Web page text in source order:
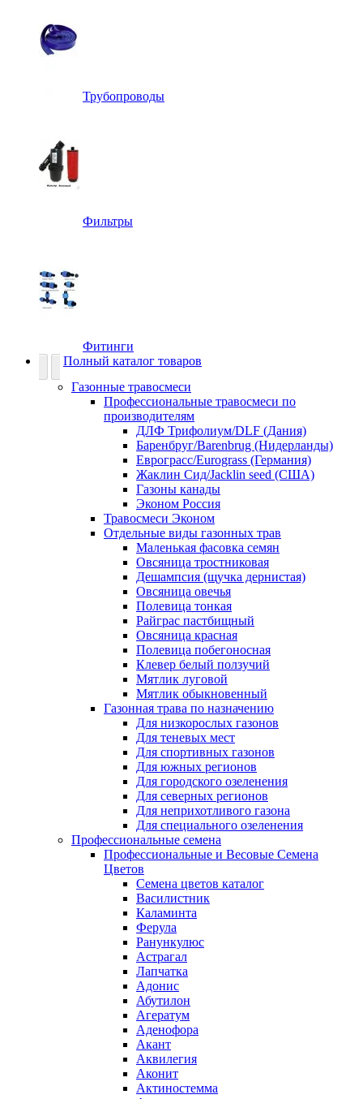
Трубопроводы
Фильтры
Фитинги
Полный каталог товаров
Газонные травосмеси
Профессиональные травосмеси по
производителям
ДЛФ Трифолиум/DLF (Дания)
Баренбруг/Barenbrug (Нидерланды)
Еврограсс/Eurograss (Германия)
Жаклин Сид/Jacklin seed (США)
Газоны канады
Эконом Россия
Травосмеси Эконом
Отдельные виды газонных трав
Маленькая фасовка семян
Овсяница тростниковая
Дешампсия (щучка дернистая)
Овсяница овечья
Полевица тонкая
Райграс пастбищный
Овсяница красная
Полевица побегоносная
Клевер белый ползучий
Мятлик луговой
Мятлик обыкновенный
Газонная трава по назначению
Для низкорослых газонов
Для теневых мест
Для спортивных газонов
Для южных регионов
Для городского озеленения
Для северных регионов
Для неприхотливого газона
Для специального озеленения
Профессиональные семена
Профессиональные и Весовые Семена
Цветов
Семена цветов каталог
Василистник
Каламинта
Ферула
Ранункулюс
Астрагал
Лапчатка
Адонис
Абутилон
Агератум
Аденофора
Акант
Аквилегия
Аконит
Актиностемма